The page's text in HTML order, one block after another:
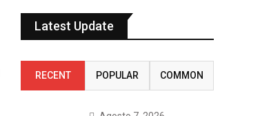
Latest Update
RECENT POPULAR COMMON